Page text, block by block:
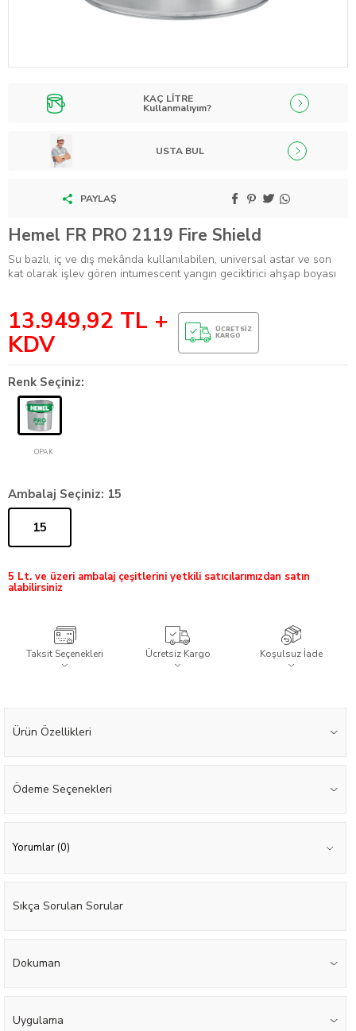
KAÇ LİTRE
Kullanmalıyım?
USTA BUL
PAYLAŞ
Hemel FR PRO 2119 Fire Shield
Su bazlı, iç ve dış mekânda kullanılabilen, universal astar ve son
kat olarak işlev gören intumescent yangın geciktirici ahşap boyası
13.949,92 TL +
KDV
ÜCRETSIZ
KARGO
Renk Seçiniz:
OPAK
Ambalaj Seçiniz: 15
15
5 Lt. ve üzeri ambalaj çeşitlerini yetkili satıcılarımızdan satın
alabilirsiniz
Taksit Seçenekleri Ücretsiz Kargo Koşulsuz İade
Ürün Özellikleri
Ödeme Seçenekleri
Yorumlar (0)
Sıkça Sorulan Sorular
Dokuman
Uygulama